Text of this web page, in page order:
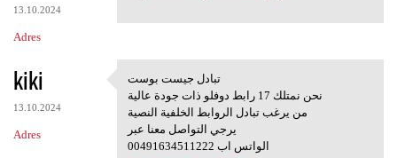
13.10.2024
Adres
kiki
13.10.2024
Adres
تبادل جيست بوست
تبادل جيست بوست
نحن نمتلك 17 رابط دوفلو ذات جودة عالية
من يرغب تبادل الروابط الخلفية النصية
يرجي التواصل معنا عبر
00491634511222 الواتس اب